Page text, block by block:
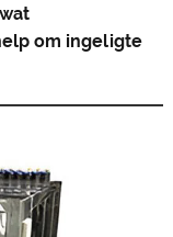
om ingeligte